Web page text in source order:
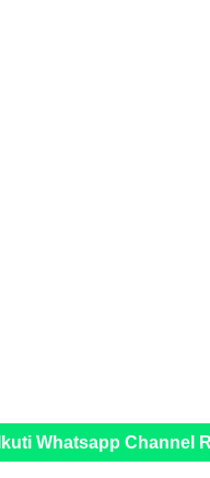
Ikuti Whatsapp Channel